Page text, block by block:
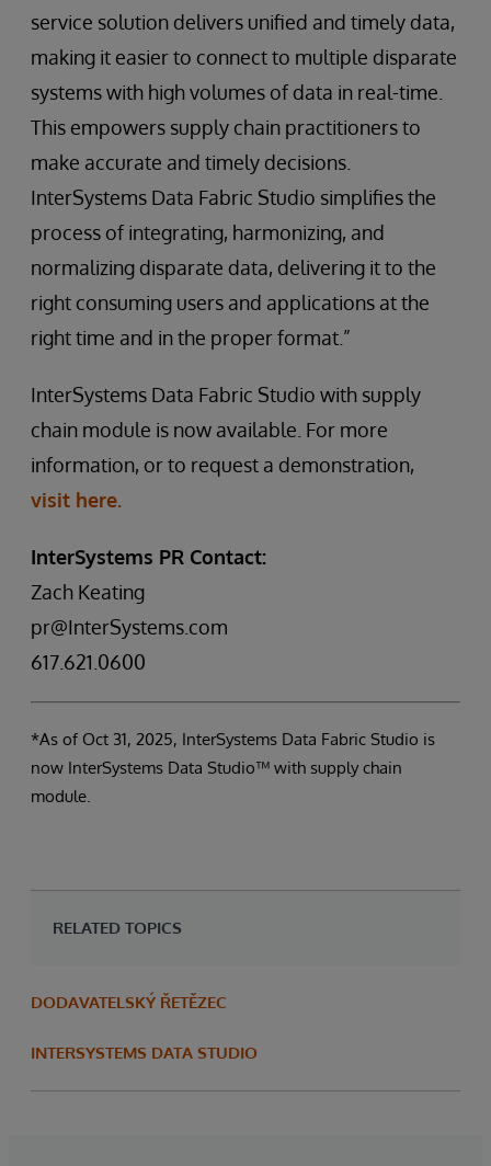
service solution delivers unified and timely data,
making it easier to connect to multiple disparate
systems with high volumes of data in real-time.
This empowers supply chain practitioners to
make accurate and timely decisions.
InterSystems Data Fabric Studio simplifies the
process of integrating, harmonizing, and
normalizing disparate data, delivering it to the
right consuming users and applications at the
right time and in the proper format.”
InterSystems Data Fabric Studio with supply
chain module is now available. For more
information, or to request a demonstration,
visit here.
InterSystems PR Contact:
Zach Keating
pr@InterSystems.com
617.621.0600
*As of Oct 31, 2025, InterSystems Data Fabric Studio is
now InterSystems Data Studio™ with supply chain
module.
RELATED TOPICS
DODAVATELSKÝ ŘETĚZEC
INTERSYSTEMS DATA STUDIO